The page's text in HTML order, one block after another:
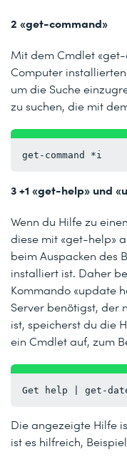
2 «get-command»
Mit dem Cmdlet
Computer
um die Suche
zu suchen, die mit
get-command *i
3 +1 «get-help» und
Wenn du Hilfe zu
diese mit «get-help»
beim Auspacken des
installiert ist. Daher
Kommando «update
Server benötigst, der
ist, speicherst du die
ein Cmdlet auf, zum
Get help | get-
Die angezeigte Hilfe
ist es hilfreich,